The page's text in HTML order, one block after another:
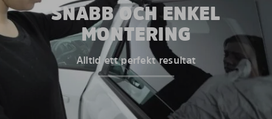
SNABB OCH ENKEL
MONTERING
Alltid ett perfekt resultat